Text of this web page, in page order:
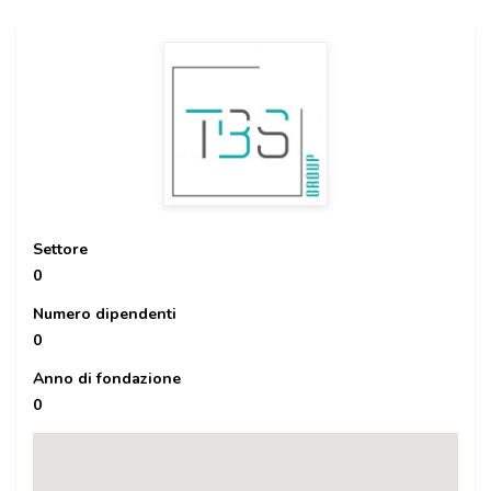
Settore
0
Numero dipendenti
0
Anno di fondazione
0